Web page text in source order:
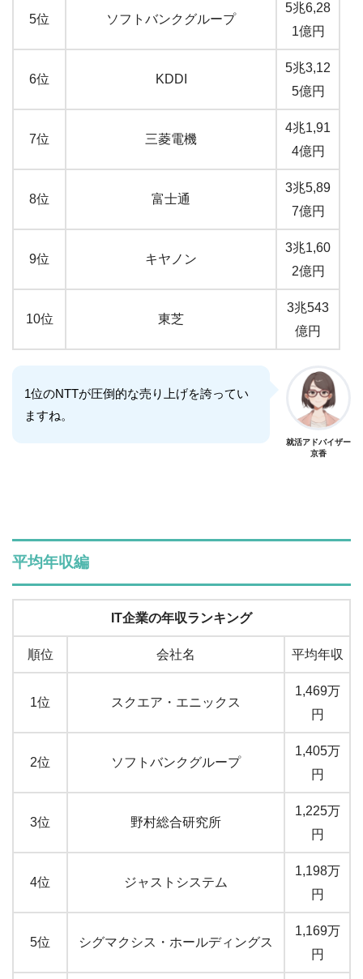
5位 ソフトバンクグループ
5兆6,28
1億円
6位 KDDI
5兆3,12
5億円
7位 三菱電機
4兆1,91
4億円
8位 富士通
3兆5,89
7億円
9位 キヤノン
3兆1,60
2億円
10位 東芝
3兆543
億円
1位のNTTが圧倒的な売り上げを誇ってい
ますね。
就活アドバイザー
京香
平均年収編
IT企業の年収ランキング
順位 会社名 平均年収
1位 スクエア・エニックス
1,469万
円
2位 ソフトバンクグループ
1,405万
円
3位 野村総合研究所
1,225万
円
4位 ジャストシステム
1,198万
円
5位 シグマクシス・ホールディングス
1,169万
円